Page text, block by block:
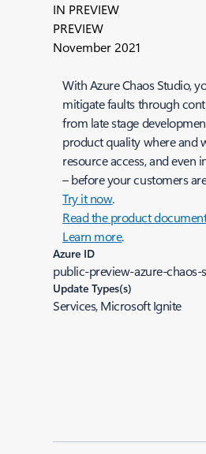
IN PREVIEW
PREVIEW
November 2021
With Azure Chaos Studio,
mitigate faults through
from late stage
product quality where and
resource access, and
– before your customers
Try it now.
Read the product
Learn more.
Azure ID
public-preview-azure-
Update Types(s)
Services, Microsoft Ignite